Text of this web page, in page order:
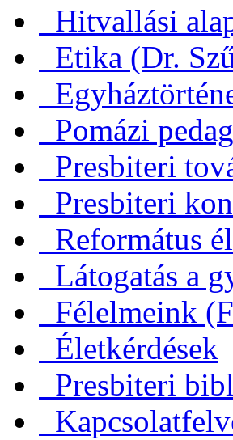
Hitvallási
Etika (Dr.
Pomázi
Presbiteri
Presbiteri
Református
Látogatás a
Félelmeink
Életkérdések
Presbiteri